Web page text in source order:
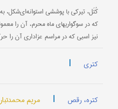
کُتَل، تیرکی با پوششی استوانه‌ای‌شکل،
که در سوگواریهای ماه محرم، آن را
نیز اسبی که در مراسم عزاداری آن را
کتری |
کتره، رقص | مریم محمدتبار